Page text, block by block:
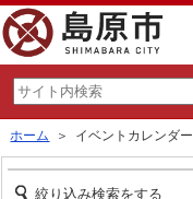
ホーム ＞ イベントカレンダー
絞り込み検索をする